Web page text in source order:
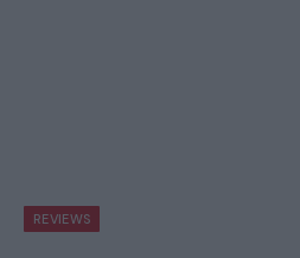
REVIEWS